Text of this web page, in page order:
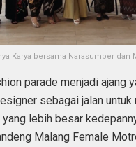
Karya bersama Narasumber dan
parade menjadi ajang
sebagai jalan untuk
lebih besar
Malang Female